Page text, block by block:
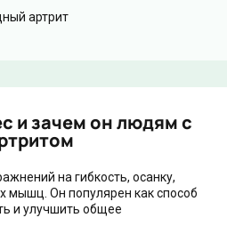
артрит
и зачем он людям с
на гибкость, осанку,
мышц. Он популярен как способ
и улучшить общее